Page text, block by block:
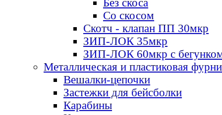
Без скоса
Со скосом
Скотч - клапан ПП 30мкр
ЗИП-ЛОК 35мкр
ЗИП-ЛОК 60мкр с
Металлическая и пластиковая
Вешалки-цепочки
Застежки для бейсболки
Карабины